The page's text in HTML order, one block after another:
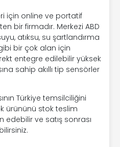
için online ve portatif
bir firmadır. Merkezi ABD
atıksu, su şartlandırma
bir çok alan için
entegre edilebilir yüksek
sahip akıllı tip sensörler
Türkiye temsilciliğini
ürününü stok teslim
ve satış sonrası